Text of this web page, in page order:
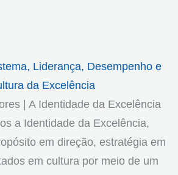
Liderança, Desempenho e
da Excelência
| A Identidade da Excelência
a Identidade da Excelência,
em direção, estratégia em
em cultura por meio de um